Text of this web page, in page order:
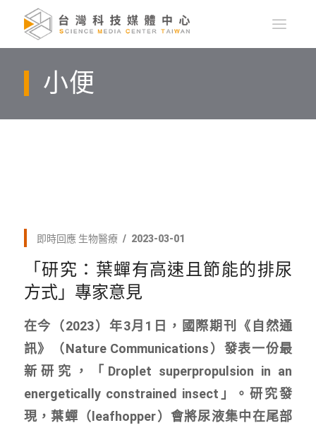
小便
即時回應 生物醫療 2023-03-01
「研究：葉蟬有高速且節能的排尿
方式」專家意見
在今（2023）年3月1日，國際期刊《自然通
訊》（Nature Communications）發表一份最
新研究，「Droplet superpropulsion in an
energetically constrained insect」。研究發
現，葉蟬（leafhopper）會將尿液集中在尾部